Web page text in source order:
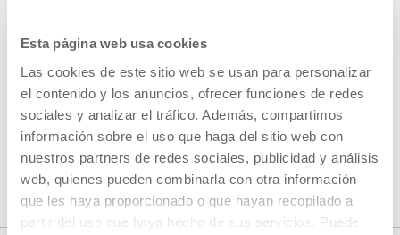
Esta página web usa cookies
Las cookies de este sitio web se usan para personalizar
el contenido y los anuncios, ofrecer funciones de redes
sociales y analizar el tráfico. Además, compartimos
información sobre el uso que haga del sitio web con
nuestros partners de redes sociales, publicidad y análisis
web, quienes pueden combinarla con otra información
que les haya proporcionado o que hayan recopilado a
partir del uso que haya hecho de sus servicios. Puede
VER TODOS LOS ARTISTAS Y CREADORES/AS